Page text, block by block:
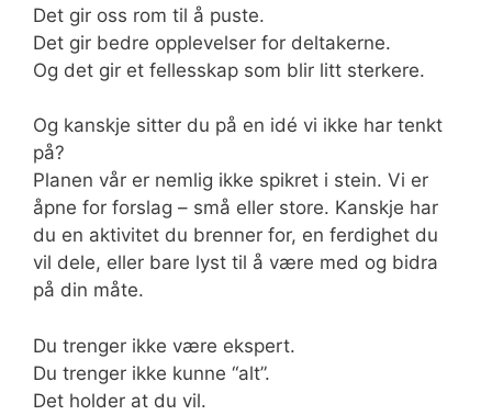
Det gir oss rom til å puste.
Det gir bedre opplevelser for deltakerne.
Og det gir et fellesskap som blir litt sterkere.
Og kanskje sitter du på en idé vi ikke har tenkt
på?
Planen vår er nemlig ikke spikret i stein. Vi er
åpne for forslag – små eller store. Kanskje har
du en aktivitet du brenner for, en ferdighet du
vil dele, eller bare lyst til å være med og bidra
på din måte.
Du trenger ikke være ekspert.
Du trenger ikke kunne “alt”.
Det holder at du vil.